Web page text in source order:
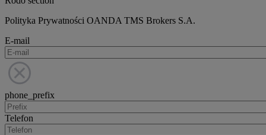
Polityka Prywatności OANDA TMS Brokers S.A.
E-mail
phone_prefix
Telefon